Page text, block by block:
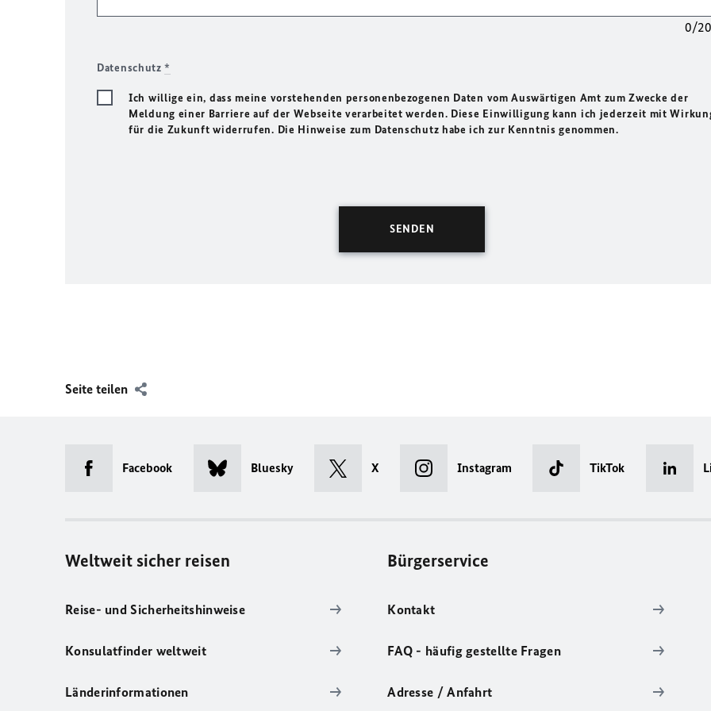
0/
Datenschutz*
Ich willige ein, dass meine vorstehenden personenbezogenen Daten vom Auswärtigen Amt zum Zwecke der
Meldung einer Barriere auf der Webseite verarbeitet werden. Diese Einwilligung kann ich jederzeit mit
für die Zukunft widerrufen. Die Hinweise zum Datenschutz habe ich zur Kenntnis genommen.
Seite teilen
Facebook Bluesky X Instagram TikTok
Weltweit sicher reisen
Reise- und Sicherheitshinweise
Konsulatfinder weltweit
Länderinformationen
Bürgerservice
Kontakt
FAQ - häufig gestellte Fragen
Adresse / Anfahrt